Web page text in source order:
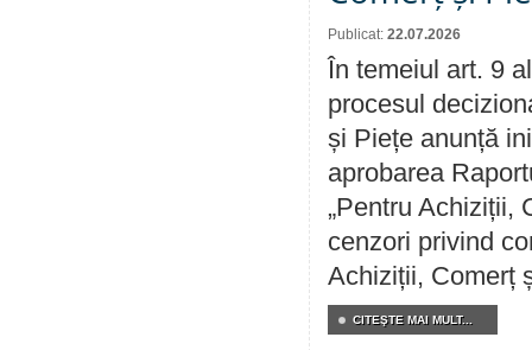
Publicat: 22.07.2026
În temeiul art. 9
procesul
și Piețe anunță
aprobarea
„Pentru Achiziții,
cenzori privind
Achiziții, Comerț
CITEŞTE MAI MULT...